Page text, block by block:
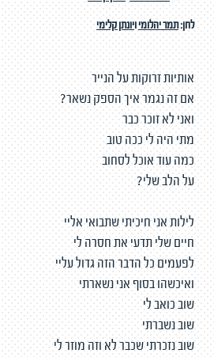
לחן:תמר יהלומיויונתן קלימי
אותיות זרוקות על הנייר
אם זה נגמר איך הספק נשאר?
ואני לא זוכר כבר
מתי היה לי ככה טוב
כמה עוד אוכל לסחוב
על הלב שלי?
לילות אני חיכיתי שתבואי אליי
חיים שלי תדעי את חסרה לי
לפעמים כל הדבר הזה גדול עליי
ואיכשהו בסוף אני נשארתי
שוב כואב לי
שוב נשברתי
שוב נזכרתי שכבר לא וזה מוזר לי